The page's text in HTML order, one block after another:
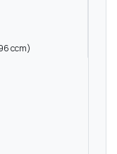
ccm)